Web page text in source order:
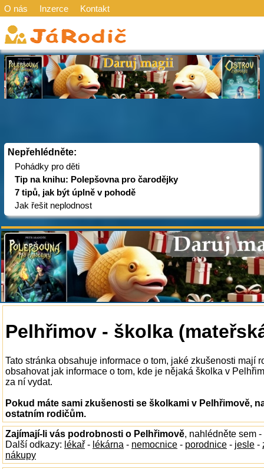
O nás Inzerce Kontakt
Nepřehlédněte:
Pohádky pro děti
Tip na knihu: Polepšovna pro čarodějky
7 tipů, jak být úplně v pohodě
Jak řešit neplodnost
Pelhřimov - školka
Tato stránka obsahuje informace o tom, jaké zkušenosti mají
obsahovat jak informace o tom, kde je nějaká školka v
za ní vydat.
Pokud máte sami zkušenosti se školkami v Pelhřimově,
ostatním rodičům.
Zajímají-li vás podrobnosti o Pelhřimově, nahlédněte sem
Další odkazy: lékař - lékárna - nemocnice - porodnice - jesle -
nákupy